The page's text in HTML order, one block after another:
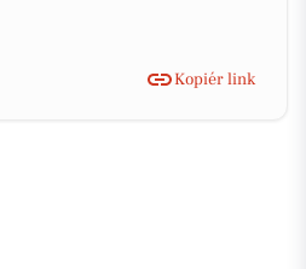
Kopiér link